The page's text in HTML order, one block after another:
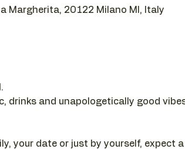
Margherita, 20122 Milano MI, Italy
drinks and unapologetically good
your date or just by yourself, expect